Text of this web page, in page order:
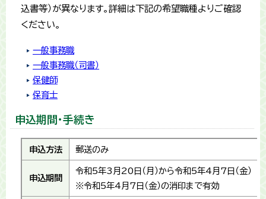
込書等）が異なります。詳細は下記の希望職種よりご確認
ください。
一般事務職
一般事務職（司書）
保健師
保育士
申込期間・手続き
申込方法 郵送のみ
申込期間
令和5年3月20日（月）から令和5年4月7日（金）
※令和5年4月7日（金）の消印まで有効